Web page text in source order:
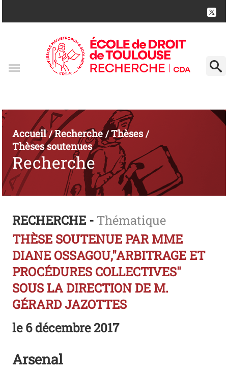
Accueil/Recherche/Thèses/
Thèses soutenues
Recherche
RECHERCHE - Thématique
THÈSE SOUTENUE PAR MME
DIANE OSSAGOU,"ARBITRAGE ET
PROCÉDURES COLLECTIVES"
SOUS LA DIRECTION DE M.
GÉRARD JAZOTTES
le6 décembre 2017
Arsenal